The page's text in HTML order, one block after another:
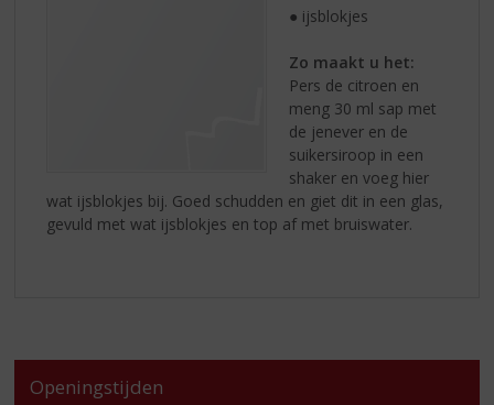
● ijsblokjes
Zo maakt u het:
Pers de citroen en
meng 30 ml sap met
de jenever en de
suikersiroop in een
shaker en voeg hier
wat ijsblokjes bij. Goed schudden en giet dit in een glas,
gevuld met wat ijsblokjes en top af met bruiswater.
Openingstijden